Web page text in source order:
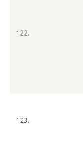
122.
123.